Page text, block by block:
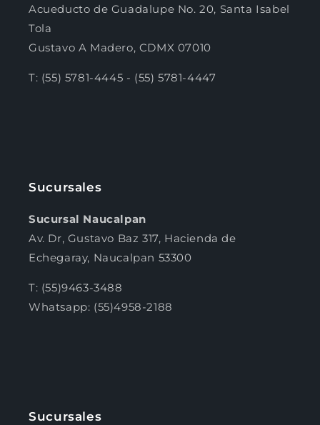
Acueducto de Guadalupe No. 20, Santa Isabel
Tola
Gustavo A Madero, CDMX 07010
T: (55) 5781-4445 - (55) 5781-4447
Sucursales
Sucursal Naucalpan
Av. Dr, Gustavo Baz 317, Hacienda de
Echegaray, Naucalpan 53300
T: (55)9463-3488
Whatsapp: (55)4958-2188
Sucursales